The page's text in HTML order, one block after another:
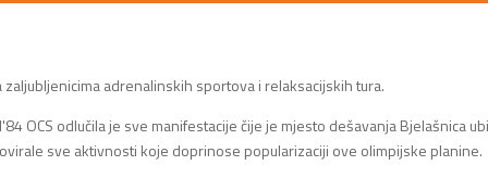
adrenalinskih sportova i relaksacijskih tura.
OCS odlučila je sve manifestacije čije je mjesto dešavanja Bjelašnica
sve aktivnosti koje doprinose popularizaciji ove olimpijske planine.